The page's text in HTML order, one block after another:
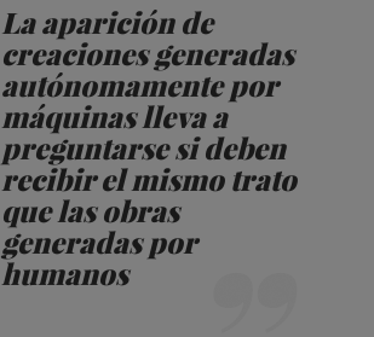
La aparición de
creaciones generadas
autónomamente por
máquinas lleva a
preguntarse si deben
recibir el mismo trato
que las obras
generadas por
humanos